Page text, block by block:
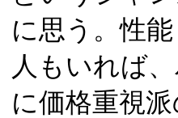
に思う。性
人もいれば
に価格重視